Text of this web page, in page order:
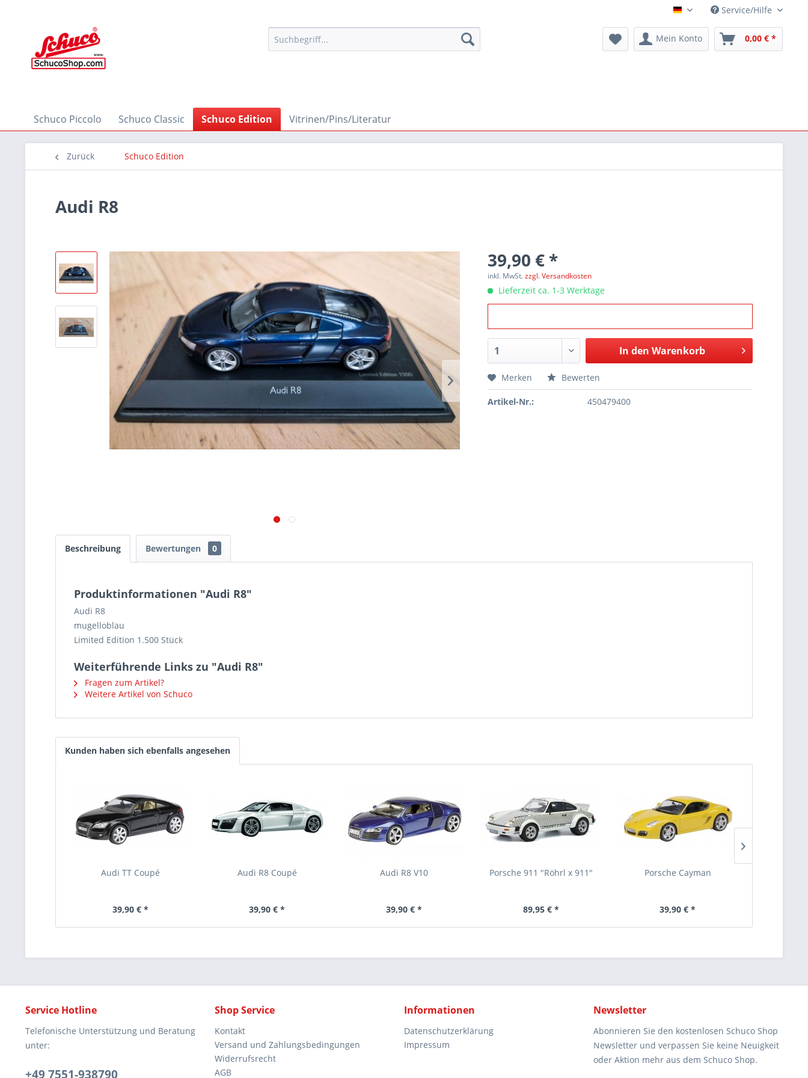
Deutsch Service/Hilfe
Mein Konto 0,00 € *
Schuco Piccolo Schuco Classic Schuco Edition Vitrinen/Pins/Literatur
Zurück Schuco Edition
Audi R8
39,90 € *
inkl. MwSt.zzgl. Versandkosten
Lieferzeit ca. 1-3 Werktage
In den Warenkorb
Merken Bewerten
Artikel-Nr.: 450479400
Beschreibung Bewertungen 0
Produktinformationen "Audi R8"
Audi R8
mugelloblau
Limited Edition 1.500 Stück
Weiterführende Links zu "Audi R8"
Fragen zum Artikel?
Weitere Artikel von Schuco
Kunden haben sich ebenfalls angesehen
Audi TT Coupé
39,90 € *
Audi R8 Coupé
39,90 € *
Audi R8 V10
39,90 € *
Porsche 911 "Röhrl x 911"
89,95 € *
Porsche Cayman
39,90 € *
Service Hotline
Telefonische Unterstützung und Beratung
unter:
+49 7551-938790
Shop Service
Kontakt
Versand und Zahlungsbedingungen
Widerrufsrecht
AGB
Informationen
Datenschutzerklärung
Impressum
Newsletter
Abonnieren Sie den kostenlosen Schuco Shop
Newsletter und verpassen Sie keine Neuigkeit
oder Aktion mehr aus dem Schuco Shop.